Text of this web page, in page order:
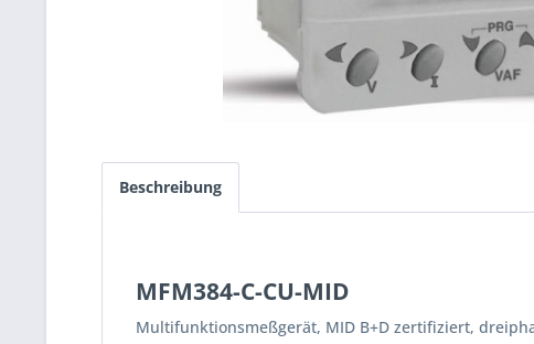
Beschreibung
MFM384-C-CU-MID
Multifunktionsmeßgerät, MID B+D zertifiziert,